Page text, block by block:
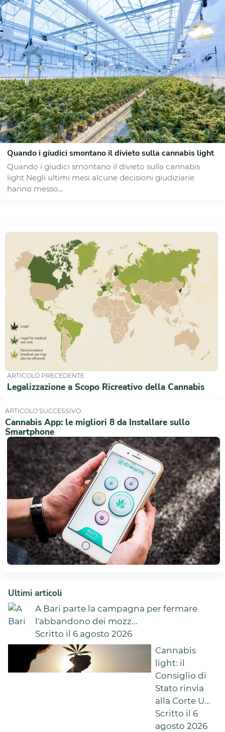
Quando i giudici smontano il divieto sulla cannabis light
Quando i giudici smontano il divieto sulla cannabis
light Negli ultimi mesi alcune decisioni giudiziarie
hanno messo...
ARTICOLO PRECEDENTE
Legalizzazione a Scopo Ricreativo della Cannabis
ARTICOLO SUCCESSIVO
Cannabis App: le migliori 8 da Installare sullo
Smartphone
Ultimi articoli
A Bari parte la campagna per fermare
l'abbandono dei mozz...
Scritto il 6 agosto 2026
Cannabis
light: il
Consiglio di
Stato rinvia
alla Corte U...
Scritto il 6
agosto 2026